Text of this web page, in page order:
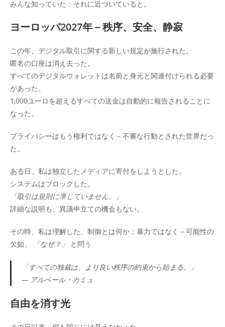
みんな知っていた：それに近づいていると。
ヨーロッパ2027年－秩序、安全、静寂
この年、デジタル取引に関する新しい規定が施行された。
匿名の口座は消え去った。
すべてのデジタルウォレットは名前と身元と関連付けられる必要
があった。
1,000ユーロを超えるすべての送金は自動的に報告されることに
なった。
プライバシーはもう権利ではなく－不審な行動とされた世界だっ
た。
ある日、私は独立したメディアに寄付をしようとした。
システムはブロックした。
「取引は規則に準じていません。」
詳細な説明も、異議申立ての機会もない。
その時、私は理解した、制御とは何か：暴力ではなく－可能性の
欠如、
「なぜ？」 と問う
「すべての独裁は、より良い秩序の約束から始まる。」
— アルベール・カミュ
自由を消す光